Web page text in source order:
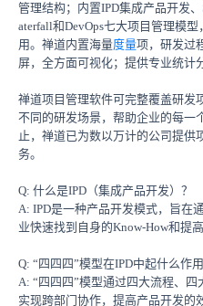
管理结构；内置IPD集成产品开发、
aterfall和DevOps七大项目管理模
用。禅道内置海量度量项，研发过
屏，全方面可视化；提供专业统计
禅道项目管理软件可完整覆盖研发
不同的研发场景，帮助企业的每一
止，禅道已为数以万计的公司提供
务。
Q: 什么是IPD（集成产品开发）？
A: IPD是一种产品开发模式，旨在
业快速找到自身的Know-How和提
Q: “四四四”模型在IPD中起什么作用
A: “四四四”模型通过四大流程、
实现跨部门协作，提高产品开发的